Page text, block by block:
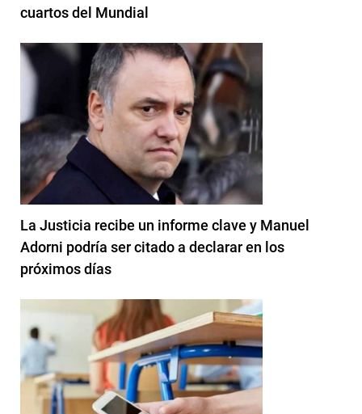
cuartos del Mundial
La Justicia recibe un informe clave y Manuel
Adorni podría ser citado a declarar en los
próximos días